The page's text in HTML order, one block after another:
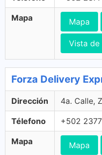
Mapa Mapa
Vista de
Forza Delivery
Dirección 4a. Calle,
Télefono +502
Mapa Mapa